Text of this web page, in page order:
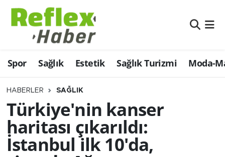
Spor Sağlık Estetik Sağlık Turizmi Moda-
HABERLER SAĞLIK
Türkiye'nin kanser
haritası çıkarıldı:
İstanbul ilk 10'da,
Eğitim
Estetik
Firmalardan
Güncel
İş ve Ekonomi
Nöbetçi Eczaneler
Hava Durumu
Namaz Vakitleri
Trafik Durumu
Şampiyonlar Ligi Puan Durumu ve Fikstür